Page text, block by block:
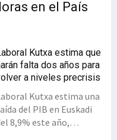
en el País
Kutxa estima que
falta dos años para
a niveles precrisis
Kutxa estima una
del PIB en Euskadi
8,9% este año,